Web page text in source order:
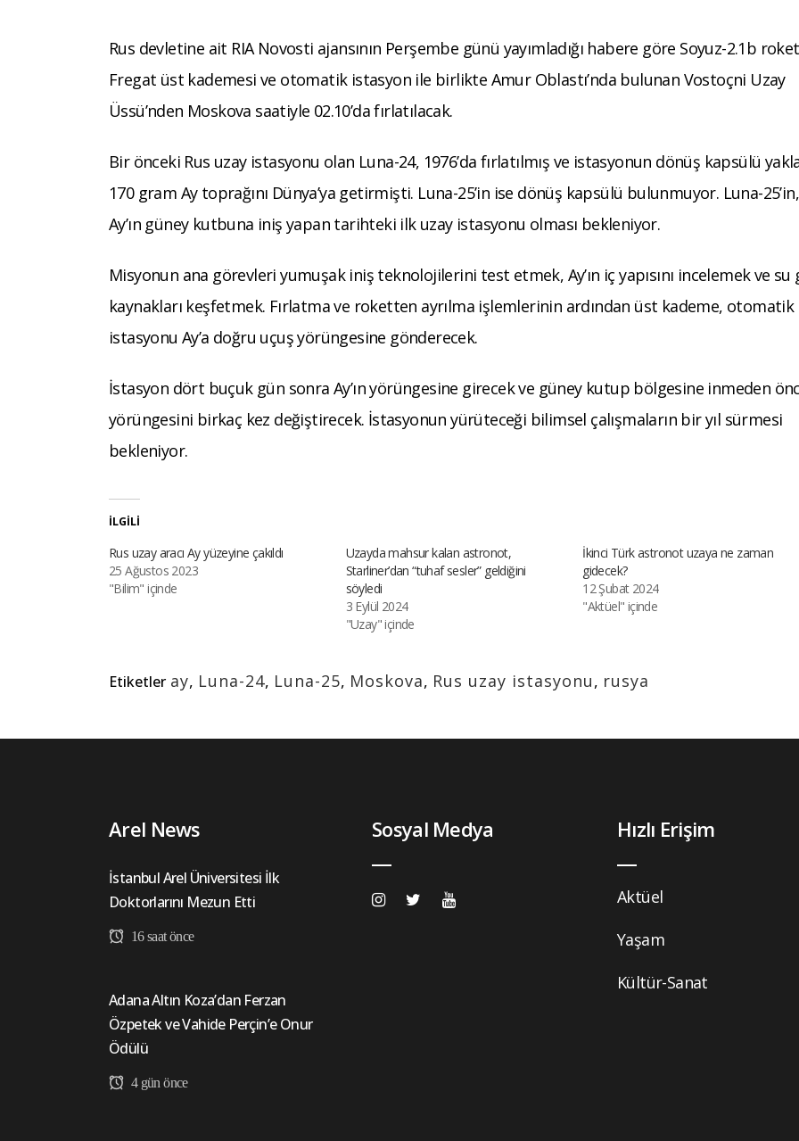
Rus devletine ait RIA Novosti ajansının Perşembe günü yayımladığı habere göre Soyuz-2.1b
Fregat üst kademesi ve otomatik istasyon ile birlikte Amur Oblastı’nda bulunan Vostoçni Uzay
Üssü’nden Moskova saatiyle 02.10’da fırlatılacak.
Bir önceki Rus uzay istasyonu olan Luna-24, 1976’da fırlatılmış ve istasyonun dönüş kapsülü
170 gram Ay toprağını Dünya’ya getirmişti. Luna-25’in ise dönüş kapsülü bulunmuyor. Luna-25’in,
Ay’ın güney kutbuna iniş yapan tarihteki ilk uzay istasyonu olması bekleniyor.
Misyonun ana görevleri yumuşak iniş teknolojilerini test etmek, Ay’ın iç yapısını incelemek ve su
kaynakları keşfetmek. Fırlatma ve roketten ayrılma işlemlerinin ardından üst kademe, otomatik
istasyonu Ay’a doğru uçuş yörüngesine gönderecek.
İstasyon dört buçuk gün sonra Ay’ın yörüngesine girecek ve güney kutup bölgesine inmeden
yörüngesini birkaç kez değiştirecek. İstasyonun yürüteceği bilimsel çalışmaların bir yıl sürmesi
bekleniyor.
İLGILI
Rus uzay aracı Ay yüzeyine çakıldı
25 Ağustos 2023
"Bilim" içinde
Uzayda mahsur kalan astronot,
Starliner’dan “tuhaf sesler” geldiğini
söyledi
3 Eylül 2024
"Uzay" içinde
İkinci Türk astronot uzaya ne zaman
gidecek?
12 Şubat 2024
"Aktüel" içinde
Etiketler ay, Luna-24, Luna-25, Moskova, Rus uzay istasyonu, rusya
Arel News
İstanbul Arel Üniversitesi İlk
Doktorlarını Mezun Etti
16 saat önce
Adana Altın Koza’dan Ferzan
Özpetek ve Vahide Perçin’e Onur
Ödülü
4 gün önce
Sosyal Medya Hızlı Erişim
Aktüel
Yaşam
Kültür-Sanat